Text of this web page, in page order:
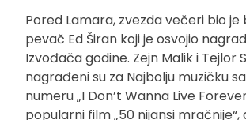
Pored Lamara, zvezda večeri bio je
pevač Ed Širan koji je osvojio
Izvođača godine. Zejn Malik i Tejlor
nagrađeni su za Najbolju muzičku
numeru „I Don’t Wanna Live
popularni film „50 nijansi mračnije“,